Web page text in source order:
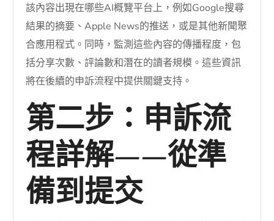
該內容出現在哪些AI概覽平台上，例如Google搜尋
結果的摘要、Apple News的推送，或是其他新聞聚
合應用程式。同時，監測這些內容的傳播程度，包
括分享次數、評論數和潛在的讀者規模。這些資訊
將在後續的申訴流程中提供關鍵支持。
第二步：申訴流
程詳解——從準
備到提交